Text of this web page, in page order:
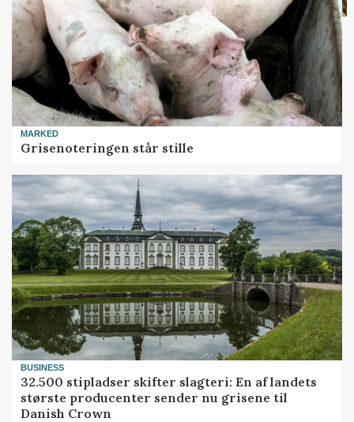
MARKED
Grisenoteringen står stille
BUSINESS
32.500 stipladser skifter slagteri: En af landets
største producenter sender nu grisene til
Danish Crown